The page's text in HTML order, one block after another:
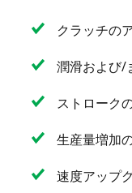
クラッチの
潤滑および/
ストローク
生産量増加
速度アップ